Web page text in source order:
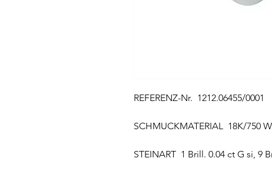
REFERENZ-Nr. 1212.06455/0001
SCHMUCKMATERIAL 18K/750
STEINART 1 Brill. 0.04 ct G si, 9